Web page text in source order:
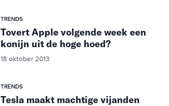
TRENDS
Tovert Apple volgende week een
konijn uit de hoge hoed?
18 oktober 2013
TRENDS
Tesla maakt machtige vijanden